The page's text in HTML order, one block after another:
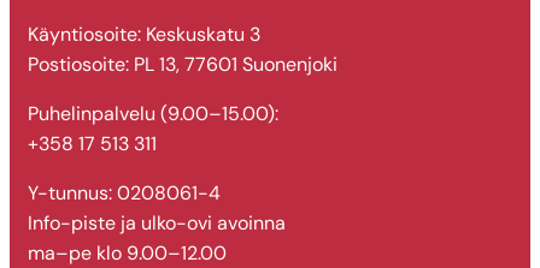
Käyntiosoite: Keskuskatu 3
Postiosoite: PL 13, 77601 Suonenjoki
Puhelinpalvelu (9.00–15.00):
+358 17 513 311
Y-tunnus: 0208061-4
Info-piste ja ulko-ovi avoinna
ma–pe klo 9.00–12.00